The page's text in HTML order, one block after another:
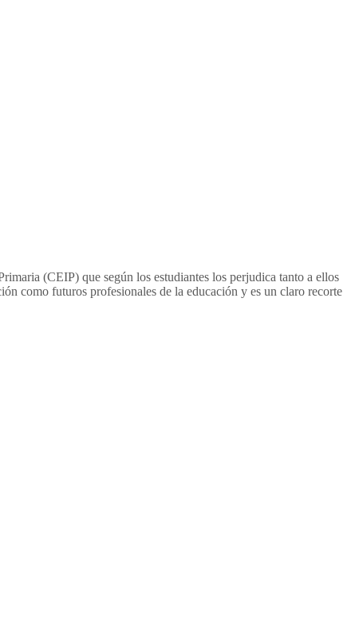
(CEIP) que según los estudiantes los perjudica tanto a ellos
como futuros profesionales de la educación y es un claro recorte